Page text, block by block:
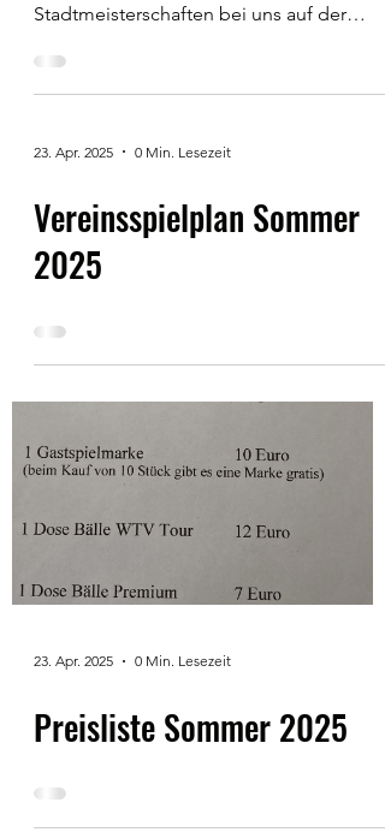
Stadtmeisterschaften bei uns auf der
23. Apr. 2025 0 Min. Lesezeit
Vereinsspielplan Sommer
2025
23. Apr. 2025 0 Min. Lesezeit
Preisliste Sommer 2025